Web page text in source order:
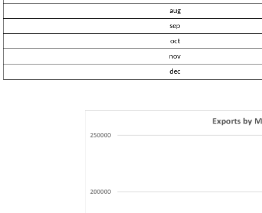
aug
sep
oct
nov
dec